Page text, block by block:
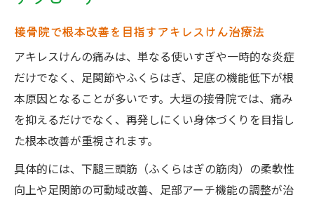
接骨院で根本改善を目指すアキレスけん治療法
アキレスけんの痛みは、単なる使いすぎや一時的な炎症
だけでなく、足関節やふくらはぎ、足底の機能低下が根
本原因となることが多いです。大垣の接骨院では、痛み
を抑えるだけでなく、再発しにくい身体づくりを目指し
た根本改善が重視されます。
具体的には、下腿三頭筋（ふくらはぎの筋肉）の柔軟性
向上や足関節の可動域改善、足部アーチ機能の調整が治